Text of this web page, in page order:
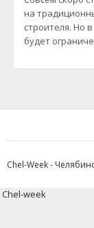
на
строителя. Но
будет
Chel-Week -
Chel-week